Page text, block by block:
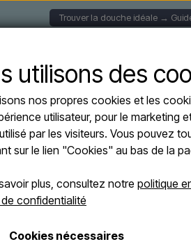
Trouver la douche idéale →
large choix de
avec
utilisons des
nos propres cookies et les
utilisateur, pour le marketing
par les visiteurs. Vous pouvez
sur le lien "Cookies" au bas de la
plus, consultez notre politique
confidentialité
Cookies nécessaires